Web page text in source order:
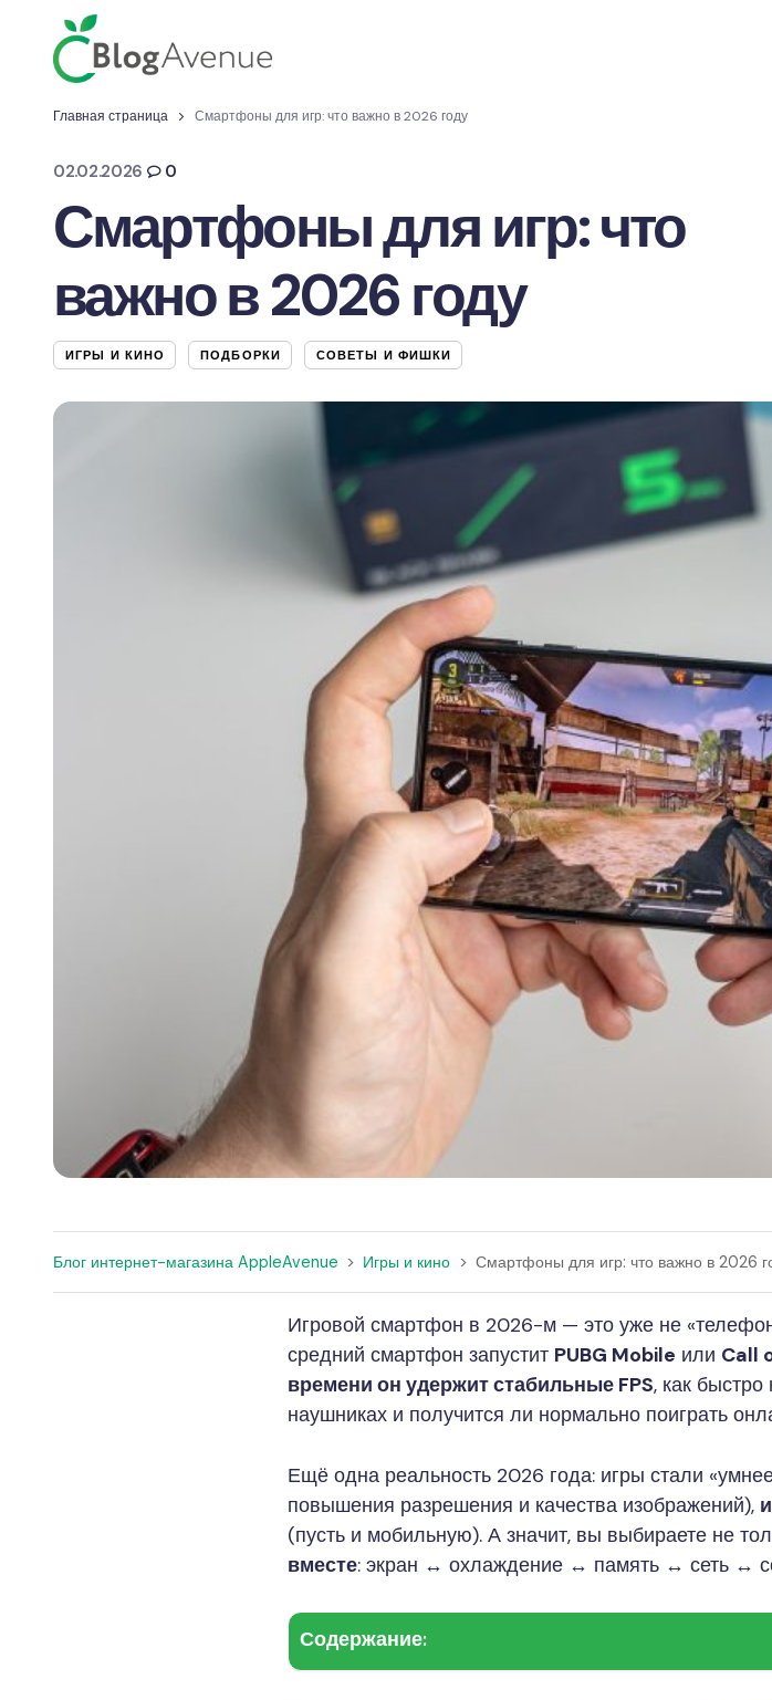
Главная страница Смартфоны для игр: что важно в 2026 году
02.02.2026 0
Смартфоны для игр: что
важно в 2026 году
ИГРЫ И КИНО ПОДБОРКИ СОВЕТЫ И ФИШКИ
Блог интернет-магазина AppleAvenue > Игры и кино > Смартфоны для игр: что важно в 2026
Игровой смартфон в 2026-м — это уже не
средний смартфон запустит PUBG Mobile или Call
времени он удержит стабильные FPS, как быстро
наушниках и получится ли нормально поиграть
Ещё одна реальность 2026 года: игры стали
повышения разрешения и качества изображений),
(пусть и мобильную). А значит, вы выбираете не
вместе: экран ↔ охлаждение ↔ память ↔ сеть ↔
Содержание: